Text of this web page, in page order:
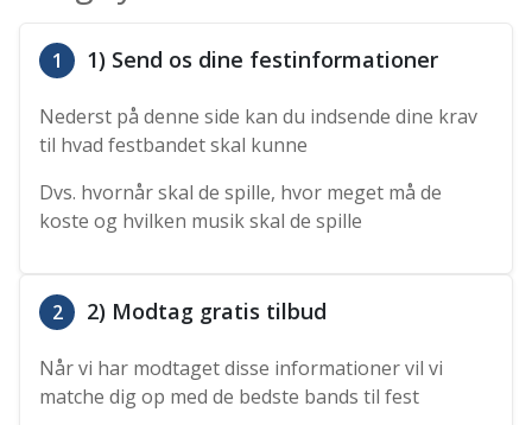
1 1) Send os dine festinformationer
Nederst på denne side kan du indsende dine krav
til hvad festbandet skal kunne
Dvs. hvornår skal de spille, hvor meget må de
koste og hvilken musik skal de spille
2 2) Modtag gratis tilbud
Når vi har modtaget disse informationer vil vi
matche dig op med de bedste bands til fest